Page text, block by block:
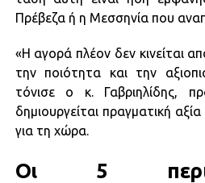
Πρέβεζα ή η Μεσσηνία που
«Η αγορά πλέον δεν κινείται
την ποιότητα και την
τόνισε ο κ. Γαβριηλίδης,
δημιουργείται πραγματική
για τη χώρα.
Οι 5